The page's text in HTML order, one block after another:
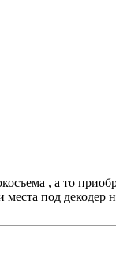
, а то
под декодер